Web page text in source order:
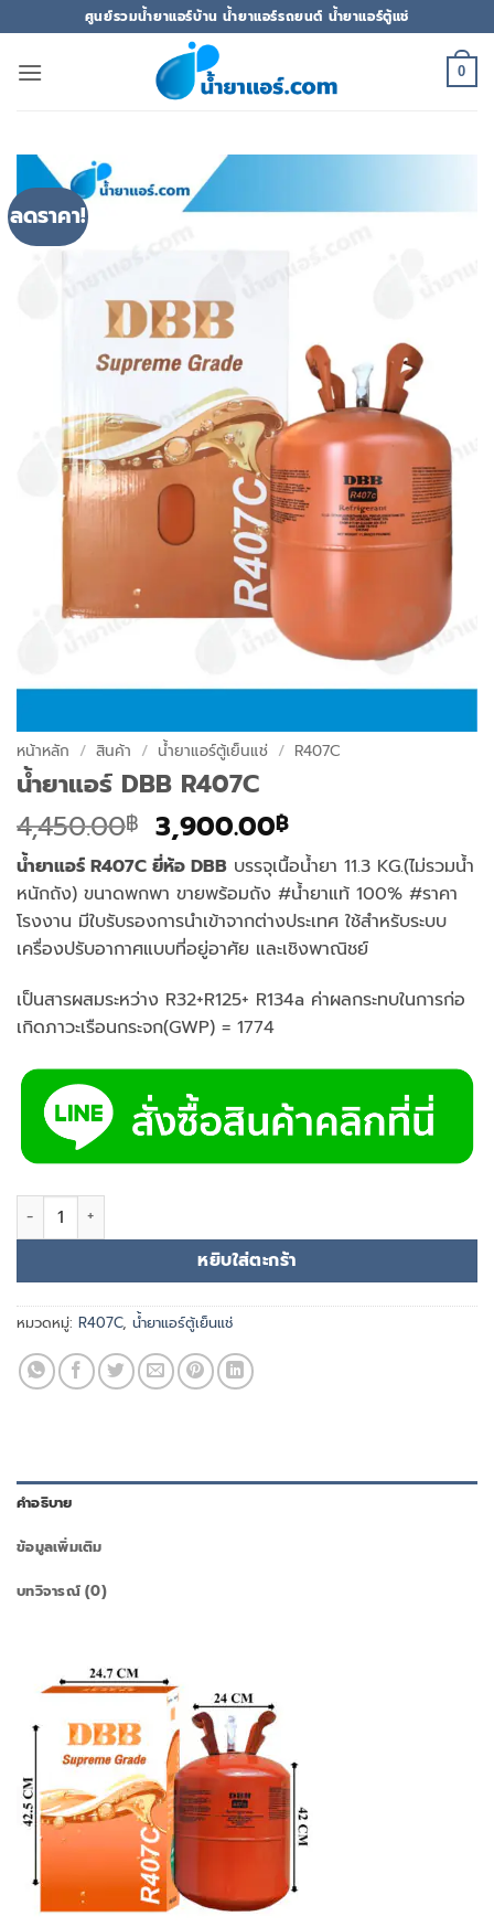
ไป
ยัง
ศูนย์รวมน้ำยาแอร์บ้าน น้ำยาแอร์รถยนต์ น้ำยาแอร์ตู้แช่
0
ลดราคา!
หน้าหลัก / สินค้า / น้ำยาแอร์ตู้เย็นแช่ / R407C
น้ำยาแอร์ DBB R407C
4,450.00฿ Original
price
was:
4,450.00฿.
3,900.00฿Current
price
is:
3,900.00฿.
น้ำยาแอร์ R407C ยี่ห้อ DBB บรรจุเนื้อน้ำยา 11.3 KG.(ไม่รวมน้ำ
หนักถัง) ขนาดพกพา ขายพร้อมถัง #น้ำยาแท้ 100% #ราคา
โรงงาน มีใบรับรองการนำเข้าจากต่างประเทศ ใช้สำหรับระบบ
เครื่องปรับอากาศแบบที่อยู่อาศัย และเชิงพาณิชย์
เป็นสารผสมระหว่าง R32+R125+ R134a ค่าผลกระทบในการก่อ
เกิดภาวะเรือนกระจก(GWP) = 1774
จำนวน น้ำยาแอร์ DBB R407C ชิ้น
หยิบใส่ตะกร้า
หมวดหมู่: R407C, น้ำยาแอร์ตู้เย็นแช่
คำอธิบาย
ข้อมูลเพิ่มเติม
บทวิจารณ์ (0)